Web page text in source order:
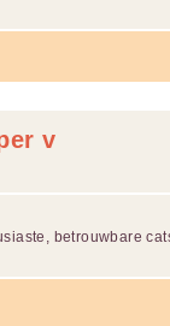
v
betrouwbare